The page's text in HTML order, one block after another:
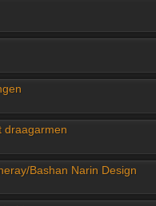
draagarmen
Bashan Narin Design